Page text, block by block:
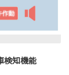
検知機能